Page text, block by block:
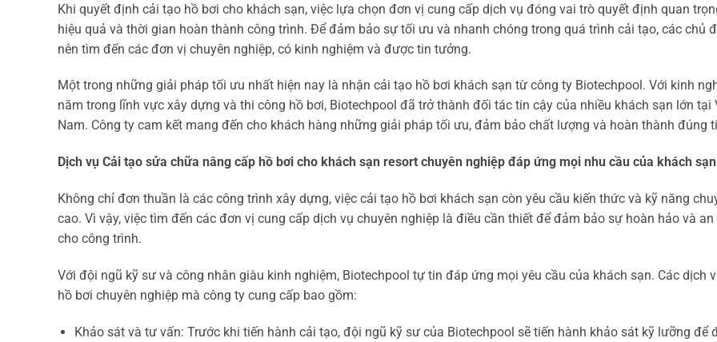
Khi quyết định cải tạo hồ bơi cho khách sạn, việc lựa chọn đơn vị cung cấp dịch vụ đóng vai trò quyết định quan
hiệu quả và thời gian hoàn thành công trình. Để đảm bảo sự tối ưu và nhanh chóng trong quá trình cải tạo, các chủ
nên tìm đến các đơn vị chuyên nghiệp, có kinh nghiệm và được tin tưởng.
Một trong những giải pháp tối ưu nhất hiện nay là nhận cải tạo hồ bơi khách sạn từ công ty Biotechpool. Với kinh
năm trong lĩnh vực xây dựng và thi công hồ bơi, Biotechpool đã trở thành đối tác tin cậy của nhiều khách sạn lớn tại
Nam. Công ty cam kết mang đến cho khách hàng những giải pháp tối ưu, đảm bảo chất lượng và hoàn thành đúng
Dịch vụ Cải tạo sửa chữa nâng cấp hồ bơi cho khách sạn resort chuyên nghiệp đáp ứng mọi nhu cầu của khách sạn
Không chỉ đơn thuần là các công trình xây dựng, việc cải tạo hồ bơi khách sạn còn yêu cầu kiến thức và kỹ năng
cao. Vì vậy, việc tìm đến các đơn vị cung cấp dịch vụ chuyên nghiệp là điều cần thiết để đảm bảo sự hoàn hảo và an
cho công trình.
Với đội ngũ kỹ sư và công nhân giàu kinh nghiệm, Biotechpool tự tin đáp ứng mọi yêu cầu của khách sạn. Các dịch
hồ bơi chuyên nghiệp mà công ty cung cấp bao gồm:
Khảo sát và tư vấn: Trước khi tiến hành cải tạo, đội ngũ kỹ sư của Biotechpool sẽ tiến hành khảo sát kỹ lưỡng để